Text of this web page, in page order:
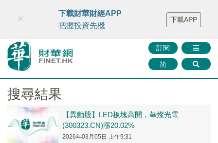
財華智庫網 FINTV FINMETA 財華證券 媒體矩陣
智庫沙龍
聯絡我們
訂閱
简
×
下載財華財經APP
把握投資先機
下載APP
搜尋結果
【異動股】LED板塊高開，華燦光電
(300323.CN)漲20.02%
2026年03月05日 上午9:31